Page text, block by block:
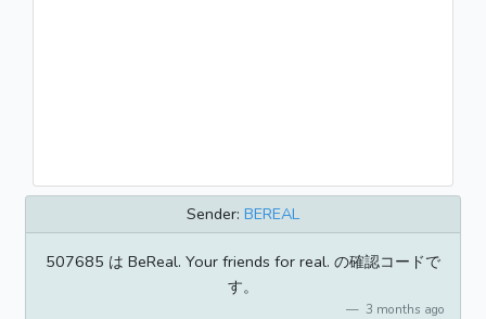
Sender: BEREAL
507685 は BeReal. Your friends for real. の確認コードで
す。
3 months ago